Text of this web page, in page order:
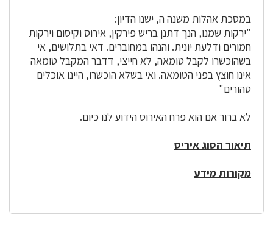
במסכת אהלות משנה ה, ישנו הדיון:
"ירקות שמנו, הנך דתנן בריש פירקין, אירוס וקיסום וירקות
חמורים ודלעת יונית. והנהו במחוברים. דאי בתלושים, אי
בשהוכשרו לקבל טומאה, לא חייצי, דדבר המקבל טומאה
אינו חוצץ בפני הטומאה. ואי בשלא הוכשרו, היינו אוכלים
טהורים"
לא ברור אם הוא פרח האירוס הידוע לנו כיום.
תיאור הסוג איריס
מקורות מידע